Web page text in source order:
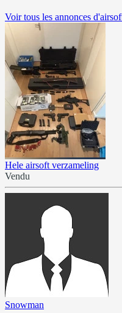
Voir tous les annonces
Hele airsoft verzameling
Vendu
Snowman